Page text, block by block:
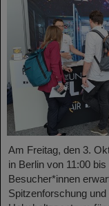
Am Freitag, den 3.
in Berlin von 11:00
Besucher*innen
Spitzenforschung